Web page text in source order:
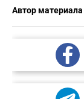
Автор материала